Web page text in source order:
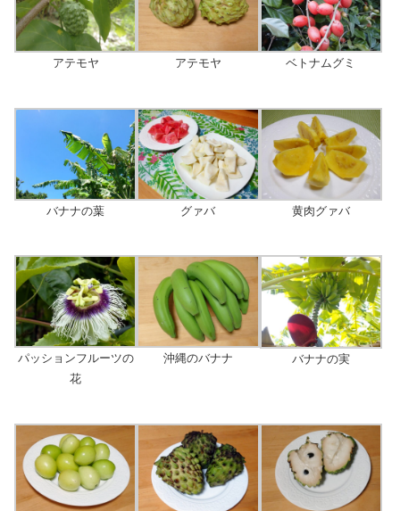
アテモヤ アテモヤ ベトナムグミ
バナナの葉 グァバ 黄肉グァバ
パッションフルーツの
花
沖縄のバナナ バナナの実